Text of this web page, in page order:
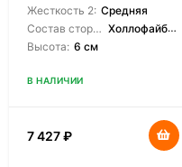
Жесткость 2: Средняя
Состав сторон: Холлофайбер
Высота: 6 см
В НАЛИЧИИ
7 427₽